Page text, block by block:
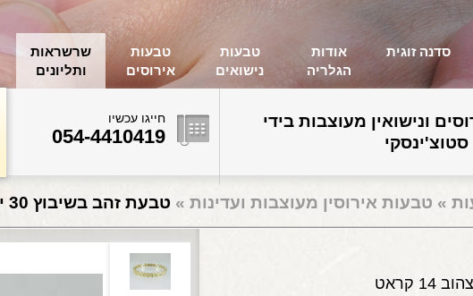
סדנה זוגית
אודות
הגלריה
טבעות
נישואים
טבעות
אירוסים
שרשראות
ותליונים
ונישואין מעוצבות בידי
חייגו עכשיו
054-4410419
» טבעות אירוסין מעוצבות ועדינות » טבעת זהב בשיבוץ 30 יהלומים להיקף
קראט